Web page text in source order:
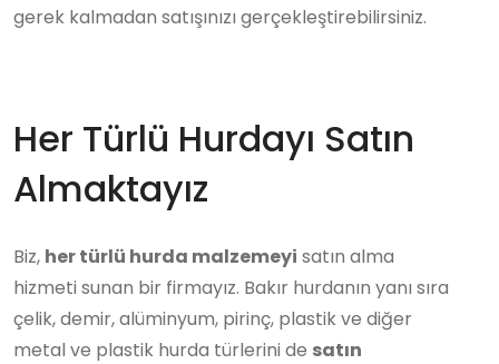
gerek kalmadan satışınızı gerçekleştirebilirsiniz.
Her Türlü Hurdayı Satın
Almaktayız
Biz, her türlü hurda malzemeyi satın alma
hizmeti sunan bir firmayız. Bakır hurdanın yanı sıra
çelik, demir, alüminyum, pirinç, plastik ve diğer
metal ve plastik hurda türlerini de satın